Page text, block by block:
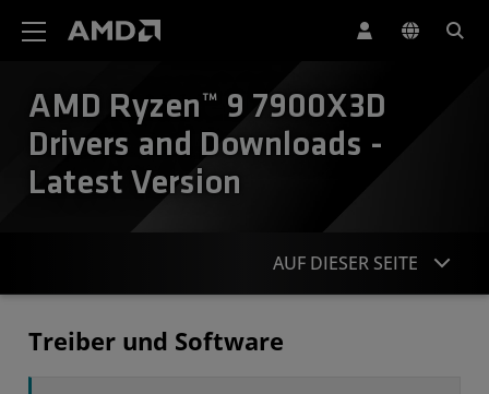
AMD Ryzen™ 9 7900X3D
Drivers and Downloads -
Latest Version
AUF DIESER SEITE
Treiber und Software